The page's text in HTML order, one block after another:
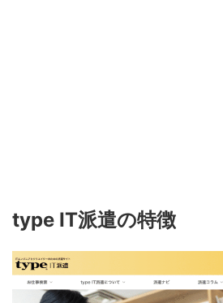
type IT派遣の特徴